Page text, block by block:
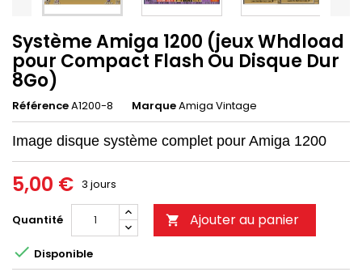
Système Amiga 1200 (jeux Whdload
pour Compact Flash Ou Disque Dur
8Go)
RéférenceA1200-8 MarqueAmiga Vintage
Image disque système complet pour Amiga 1200
5,00 € 3 jours
Quantité  Ajouter au panier
 Disponible